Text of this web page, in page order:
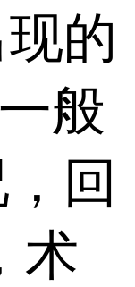
的
般
回
术